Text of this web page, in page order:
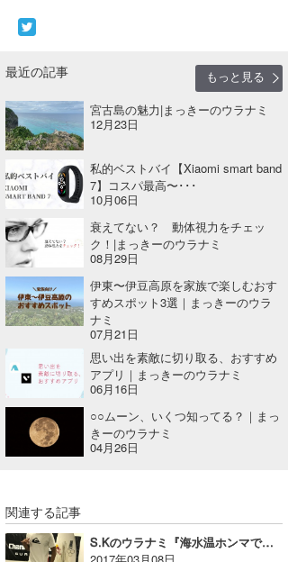
最近の記事
もっと見る
宮古島の魅力|まっきーのウラナミ
12月23日
私的ベストバイ【Xiaomi smart band
7】コスパ最高〜･･･
10月06日
衰えてない？ 動体視力をチェッ
ク！|まっきーのウラナミ
08月29日
伊東〜伊豆高原を家族で楽しむおす
すめスポット3選｜まっきーのウラ
ナミ
07月21日
思い出を素敵に切り取る、おすすめ
アプリ｜まっきーのウラナミ
06月16日
○○ムーン、いくつ知ってる？｜まっ
きーのウラナミ
04月26日
関連する記事
S.Kのウラナミ『海水温ホンマでっか！？』